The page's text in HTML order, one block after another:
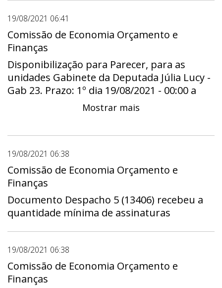
19/08/2021 06:41
Comissão de Economia Orçamento e
Finanças
Disponibilização para Parecer, para as
unidades Gabinete da Deputada Júlia Lucy -
Gab 23. Prazo: 1º dia 19/08/2021 - 00:00 a
útimo dia 01/09/2021 - 23:59
Mostrar mais
19/08/2021 06:38
Comissão de Economia Orçamento e
Finanças
Documento Despacho 5 (13406) recebeu a
quantidade mínima de assinaturas
19/08/2021 06:38
Comissão de Economia Orçamento e
Finanças